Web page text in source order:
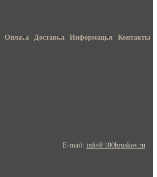
Оплата Доставка Информация Контакты
E-mail: info@100bruskov.ru